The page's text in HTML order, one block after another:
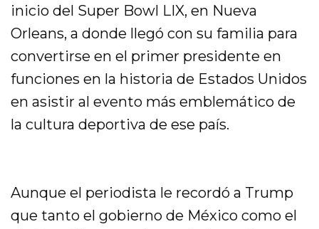
inicio del Super Bowl LIX, en Nueva
Orleans, a donde llegó con su familia para
convertirse en el primer presidente en
funciones en la historia de Estados Unidos
en asistir al evento más emblemático de
la cultura deportiva de ese país.
Aunque el periodista le recordó a Trump
que tanto el gobierno de México como el